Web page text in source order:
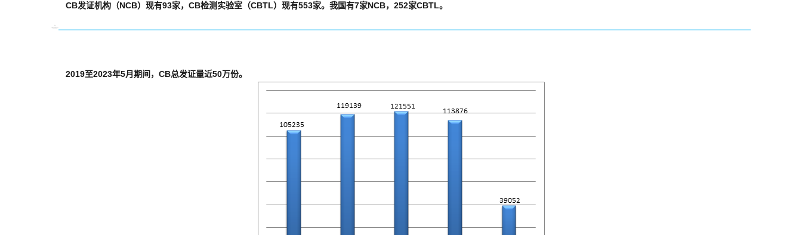
CB发证机构（NCB）现有93家，CB检测实验室（CBTL）现有553家。我国有7家NCB，252家CBTL。
2019至2023年5月期间，CB总发证量近50万份。